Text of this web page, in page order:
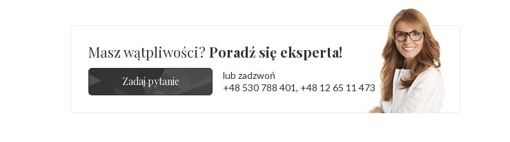
Masz wątpliwości? Poradź się eksperta!
Zadaj pytanie
lub zadzwoń
+48 530 788 401, +48 12 65 11 473